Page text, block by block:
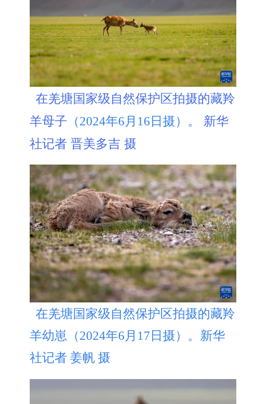
在羌塘国家级自然保护区拍摄的藏羚
羊母子 （2024年6月16日摄） 。 新华
社记者 晋美多吉 摄
在羌塘国家级自然保护区拍摄的藏羚
羊幼崽（2024年6月17日摄）。新华
社记者 姜帆 摄